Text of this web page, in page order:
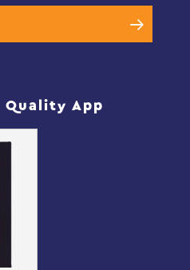
Quality App